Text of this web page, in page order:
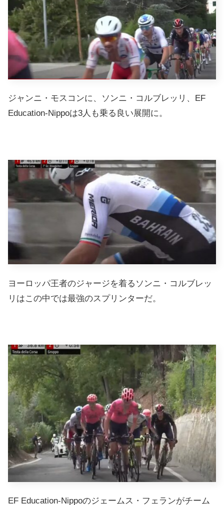
ジャンニ・モスコンに、ソンニ・コルブレッリ、EF
Education-Nippoは3人も乗る良い展開に。
ヨーロッパ王者のジャージを着るソンニ・コルブレッ
リはこの中では最強のスプリンターだ。
EF Education-Nippoのジェームス・フェランがチーム